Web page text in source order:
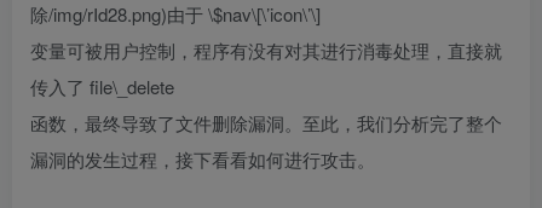
除/img/rId28.png)由于 \$nav\[\’icon\’\]
变量可被用户控制，程序有没有对其进行消毒处理，直接就
传入了 file\_delete
函数，最终导致了文件删除漏洞。至此，我们分析完了整个
漏洞的发生过程，接下看看如何进行攻击。